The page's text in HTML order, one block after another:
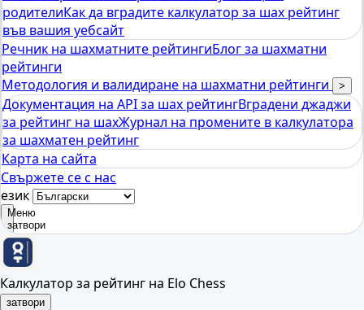
родителиКак да вградите калкулатор за шах рейтинг
във вашия уебсайт
Речник на шахматните рейтингиБлог за шахматни
рейтинги
Методология и валидиране на шахматни рейтинги
>
Документация на API за шах рейтингВградени джаджи
за рейтинг на шахЖурнал на промените в калкулатора
за шахматен рейтинг
Карта на сайта
Свържете се с нас
език
Меню
затвори
Калкулатор за рейтинг на Elo Chess
затвори